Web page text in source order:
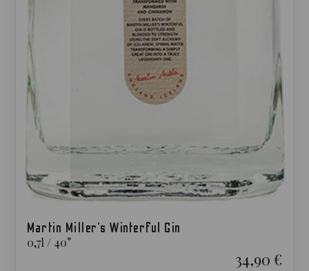
Martin Miller’s Winterful Gin
0,7l / 40°
34,90 €